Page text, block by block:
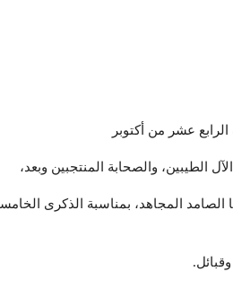
الرابع عشر من أكتوبر
الطيبين، والصحابة المنتجبين وبعد،
المجاهد، بمناسبة الذكرى